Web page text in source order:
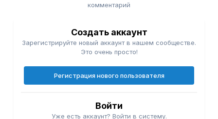
комментарий
Создать аккаунт
Зарегистрируйте новый аккаунт в нашем сообществе.
Это очень просто!
Регистрация нового пользователя
Войти
Уже есть аккаунт? Войти в систему.